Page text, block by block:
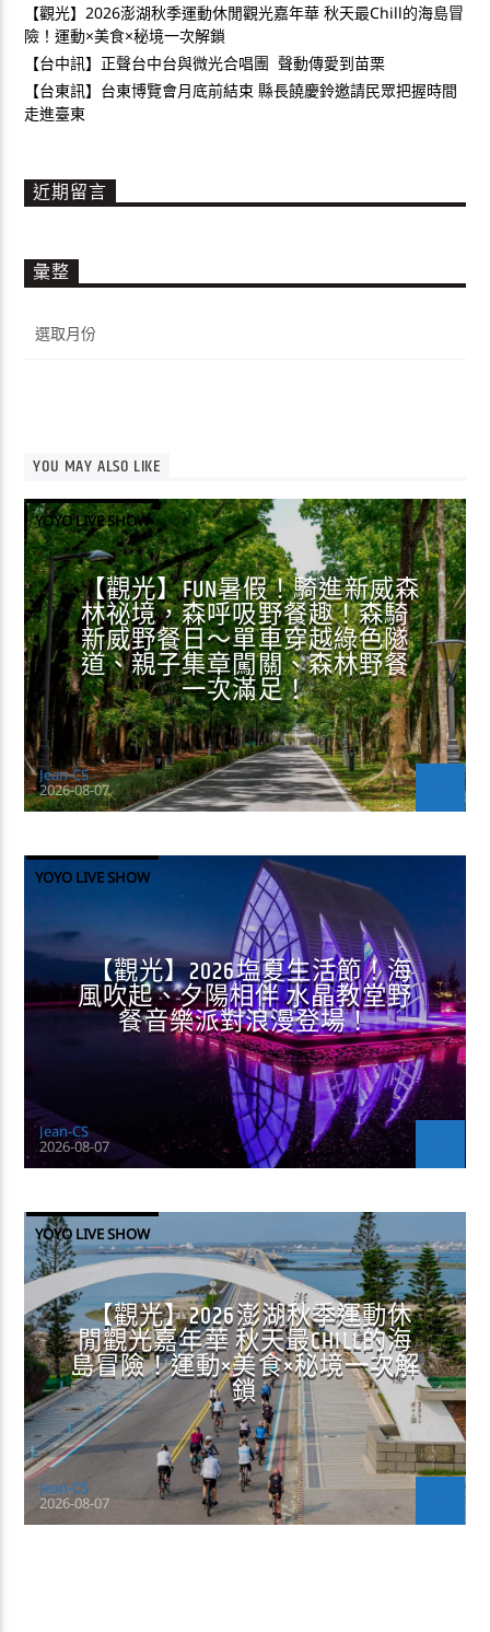
【觀光】2026澎湖秋季運動休閒觀光嘉年華 秋天最Chill的海島冒
險！運動×美食×秘境一次解鎖
【台中訊】正聲台中台與微光合唱團 聲動傳愛到苗栗
【台東訊】台東博覽會月底前結束 縣長饒慶鈴邀請民眾把握時間
走進臺東
近期留言
彙整
整
YOU MAY ALSO LIKE
YOYO LIVE SHOW
【觀光】FUN暑假！騎進新威森
林祕境，森呼吸野餐趣！森騎
新威野餐日～單車穿越綠色隧
道、親子集章闖關、森林野餐
一次滿足！
Jean-CS
2026-08-07
YOYO LIVE SHOW
【觀光】2026塩夏生活節！海
風吹起、夕陽相伴 水晶教堂野
餐音樂派對浪漫登場！
Jean-CS
2026-08-07
YOYO LIVE SHOW
【觀光】2026澎湖秋季運動休
閒觀光嘉年華 秋天最CHILL的海
島冒險！運動×美食×秘境一次解
鎖
Jean-CS
2026-08-07